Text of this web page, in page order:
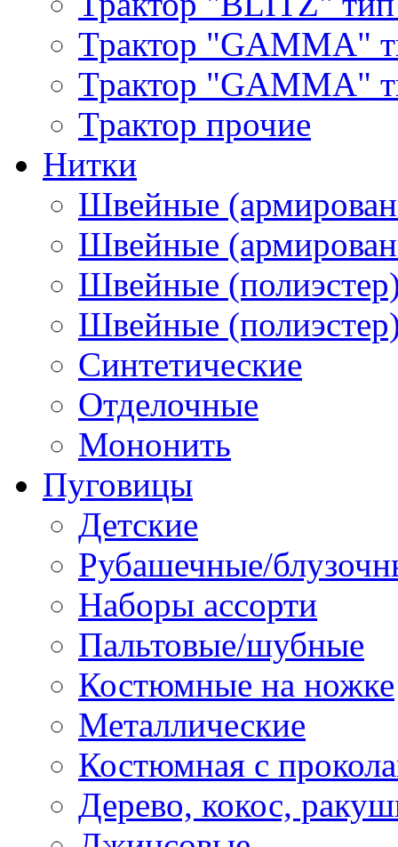
Трактор "GAMMA"
Трактор "GAMMA"
Трактор прочие
Нитки
Швейные
Швейные
Швейные
Швейные
Синтетические
Отделочные
Мононить
Пуговицы
Детские
Рубашечные/
Наборы ассорти
Пальтовые/шубные
Костюмные на ножке
Металлические
Костюмная с
Дерево, кокос,